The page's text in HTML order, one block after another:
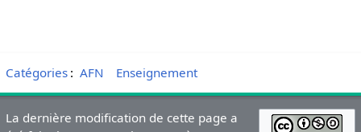
Catégories: AFN Enseignement
La dernière modification de cette page a